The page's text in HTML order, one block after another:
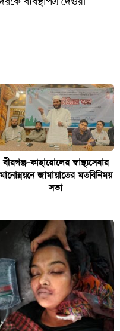
বীরগঞ্জ–কাহারোলের স্বাস্থ্যসেবার
জামায়াতের মতবিনিময়
সভা